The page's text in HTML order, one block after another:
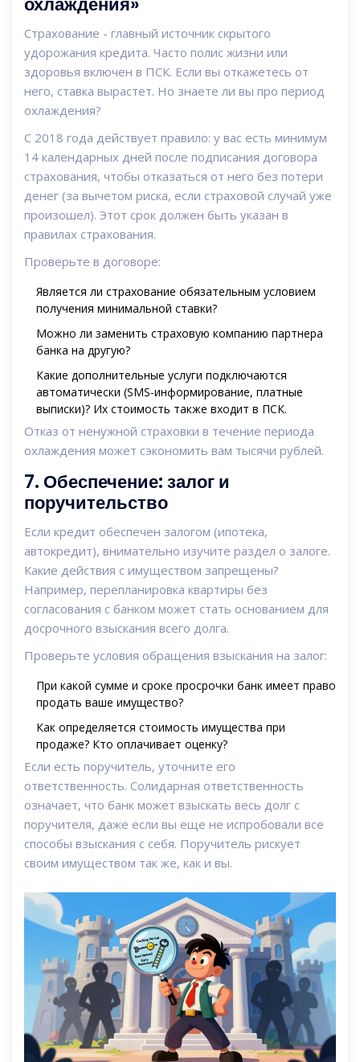
Страхование - главный источник скрытого
удорожания кредита. Часто полис жизни или
здоровья включен в ПСК. Если вы откажетесь от
него, ставка вырастет. Но знаете ли вы про период
охлаждения?
С 2018 года действует правило: у вас есть минимум
14 календарных дней после подписания договора
страхования, чтобы отказаться от него без потери
денег (за вычетом риска, если страховой случай уже
произошел). Этот срок должен быть указан в
правилах страхования.
Проверьте в договоре:
Является ли страхование обязательным условием
получения минимальной ставки?
Можно ли заменить страховую компанию партнера
банка на другую?
Какие дополнительные услуги подключаются
автоматически (SMS-информирование, платные
выписки)? Их стоимость также входит в ПСК.
Отказ от ненужной страховки в течение периода
охлаждения может сэкономить вам тысячи рублей.
7. Обеспечение: залог и
поручительство
Если кредит обеспечен залогом (ипотека,
автокредит), внимательно изучите раздел о залоге.
Какие действия с имуществом запрещены?
Например, перепланировка квартиры без
согласования с банком может стать основанием для
досрочного взыскания всего долга.
Проверьте условия обращения взыскания на залог:
При какой сумме и сроке просрочки банк имеет право
продать ваше имущество?
Как определяется стоимость имущества при
продаже? Кто оплачивает оценку?
Если есть поручитель, уточните его
ответственность. Солидарная ответственность
означает, что банк может взыскать весь долг с
поручителя, даже если вы еще не испробовали все
способы взыскания с себя. Поручитель рискует
своим имуществом так же, как и вы.